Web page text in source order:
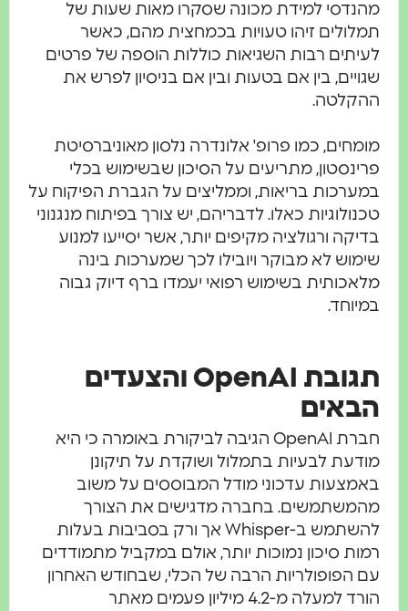
למידת מכונה שסקרו מאות שעות של
זיהו טעויות בכמחצית מהם, כאשר
רבות השגיאות כוללות הוספה של פרטים
בין אם בטעות ובין אם בניסיון לפרש את
כמו פרופ' אלונדרה נלסון מאוניברסיטת
מתריעים על הסיכון שבשימוש בכלי
בריאות, וממליצים על הגברת הפיקוח על
כאלו. לדבריהם, יש צורך בפיתוח מנגנוני
ורגולציה מקיפים יותר, אשר יסייעו למנוע
לא מבוקר ויובילו לכך שמערכות בינה
בשימוש רפואי יעמדו ברף דיוק גבוה
תגובת OpenAI והצעדים
חברת OpenAI הגיבה לביקורת באומרה כי היא
לבעיות בתמלול ושוקדת על תיקונן
עדכוני מודל המבוססים על משוב
בחברה מדגישים את הצורך
להשתמש ב-Whisper אך ורק בסביבות בעלות
סיכון נמוכות יותר, אולם במקביל מתמודדים
הפופולריות הרבה של הכלי, שבחודש האחרון
הורד למעלה מ-4.2 מיליון פעמים מאתר